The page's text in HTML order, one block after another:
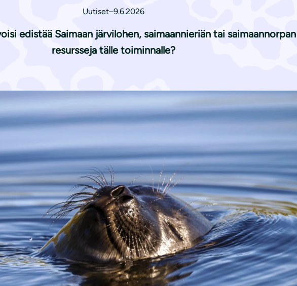
Uutiset–9.6.2026
edistää Saimaan järvilohen, saimaannieriän tai
resursseja tälle toiminnalle?